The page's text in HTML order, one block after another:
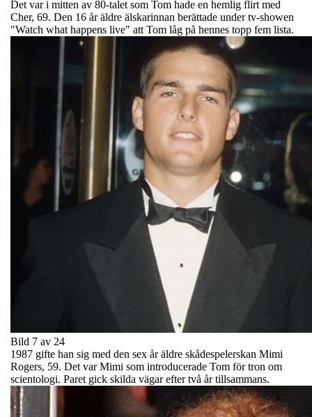
Det var i mitten av 80-talet som Tom hade en hemlig flirt med
Cher, 69. Den 16 år äldre älskarinnan berättade under tv-showen
"Watch what happens live" att Tom låg på hennes topp fem lista.
Bild 7 av 24
1987 gifte han sig med den sex år äldre skådespelerskan Mimi
Rogers, 59. Det var Mimi som introducerade Tom för tron om
scientologi. Paret gick skilda vägar efter två år tillsammans.